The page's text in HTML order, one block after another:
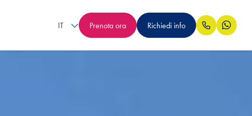
IT Prenota ora Richiedi info